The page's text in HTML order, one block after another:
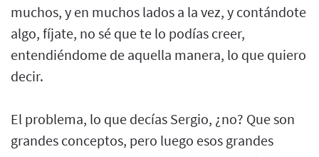
muchos, y en muchos lados a la vez, y contándote
algo, fíjate, no sé que te lo podías creer,
entendiéndome de aquella manera, lo que quiero
decir.
El problema, lo que decías Sergio, ¿no? Que son
grandes conceptos, pero luego esos grandes